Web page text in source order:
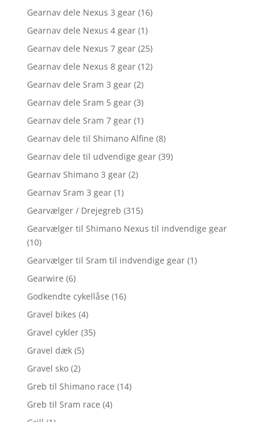
Gearnav dele Nexus 3 gear (16)
Gearnav dele Nexus 4 gear (1)
Gearnav dele Nexus 7 gear (25)
Gearnav dele Nexus 8 gear (12)
Gearnav dele Sram 3 gear (2)
Gearnav dele Sram 5 gear (3)
Gearnav dele Sram 7 gear (1)
Gearnav dele til Shimano Alfine (8)
Gearnav dele til udvendige gear (39)
Gearnav Shimano 3 gear (2)
Gearnav Sram 3 gear (1)
Gearvælger / Drejegreb (315)
Gearvælger til Shimano Nexus til indvendige gear
(10)
Gearvælger til Sram til indvendige gear (1)
Gearwire (6)
Godkendte cykellåse (16)
Gravel bikes (4)
Gravel cykler (35)
Gravel dæk (5)
Gravel sko (2)
Greb til Shimano race (14)
Greb til Sram race (4)